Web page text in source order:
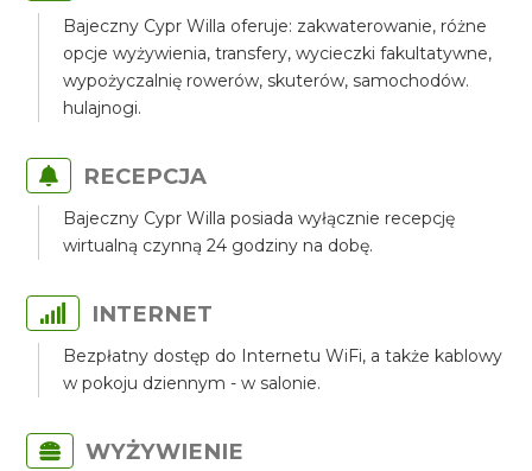
Bajeczny Cypr Willa oferuje: zakwaterowanie, różne
opcje wyżywienia, transfery, wycieczki fakultatywne,
wypożyczalnię rowerów, skuterów, samochodów.
hulajnogi.
RECEPCJA
Bajeczny Cypr Willa posiada wyłącznie recepcję
wirtualną czynną 24 godziny na dobę.
INTERNET
Bezpłatny dostęp do Internetu WiFi, a także kablowy
w pokoju dziennym - w salonie.
WYŻYWIENIE